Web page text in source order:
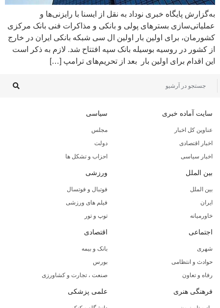
به‌گزارش پایگاه خبری نوداد به نقل از ایسنا با رایزنی‌ها و
عملیاتی‌سازی بسترهای پولی و بانکی و مذاکرات فنی بانک مرکزی
کشورمان، برای اولین بار اولین ال سی شبکه بانکی ایران در خارج
از کشور در روسیه بوسیله بانک سپه افتتاح شد. لازم به ذکر است
این اقدام برای اولین بار بعد از تحریم‌های ترامپ […]
سایت آماده خبری
عناوین کل اخبار
اخبار اقتصادی
اخبار سیاسی
سیاسی
مجلس
دولت
احزاب و تشکل ها
بین الملل
بین الملل
ایران
خاورمیانه
ورزشی
فوتبال و فوتسال
فیلم های ورزشی
توپ و تور
اجتماعی
شهری
حوادث و انتظامی
رفاه و تعاون
اقتصادی
بانک و بیمه
بورس
صنعت ، تجارت و کشاورزی
فرهنگی هنری علمی پزشکی